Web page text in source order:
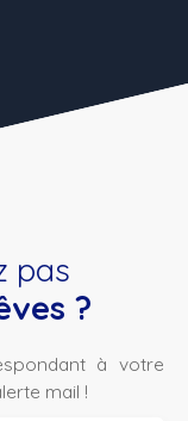
pas
?
à votre
mail !